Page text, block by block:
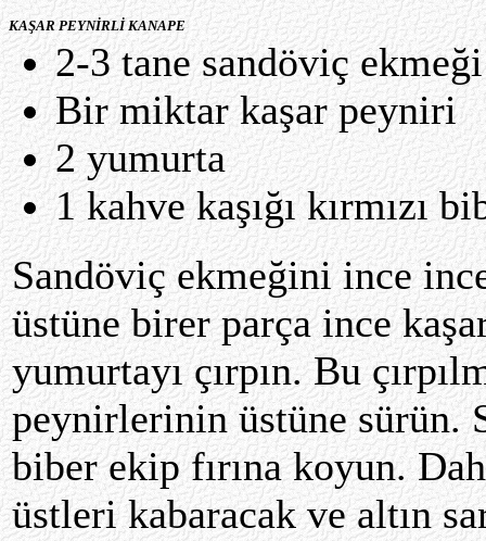
KAŞAR PEYNİRLİ KANAPE
2-3 tane sandöviç ekmeği
Bir miktar kaşar peyniri
2 yumurta
1 kahve kaşığı kırmızı
Sandöviç ekmeğini ince
üstüne birer parça ince
yumurtayı çırpın. Bu
peynirlerinin üstüne sürün.
biber ekip fırına koyun.
üstleri kabaracak ve altın